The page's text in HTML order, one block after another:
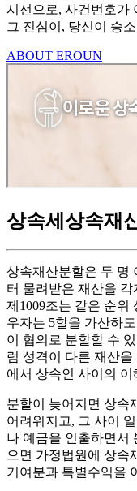
시선으로, 사건번호가
그 진심이, 당신이 승
ABOUT EROUN
상속세상속재
상속재산분할은 두 명
터 물려받은 재산을
제1009조는 같은 순위
우자는 5할을 가산하
이 협의로 분할할 수
럼 성격이 다른 재산
에서 상속인 사이의
분할이 늦어지면 상속
어려워지고, 그 사이
나 예금을 인출하면서
으면 가정법원에 상속
기여분과 특별수익을